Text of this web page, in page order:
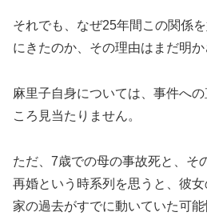
それでも、なぜ25年間この関係
にきたのか、その理由はまだ明か
麻里子自身については、事件へ
ころ見当たりません。
ただ、7歳での母の事故死と、そ
再婚という時系列を思うと、彼
家の過去がすでに動いていた可